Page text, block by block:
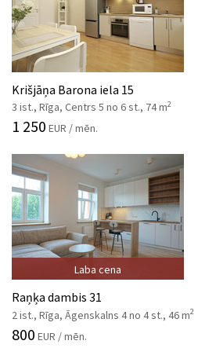
Krišjāņa Barona iela 15
3 ist., Rīga, Centrs 5 no 6 st., 74 m2
1 250 EUR / mēn.
Laba cena
Raņķa dambis 31
2 ist., Rīga, Āgenskalns 4 no 4 st., 46 m2
800 EUR / mēn.